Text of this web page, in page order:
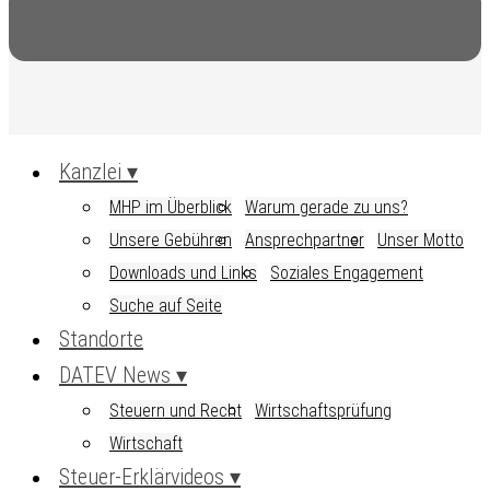
Kanzlei
MHP im Überblick
Warum gerade zu uns?
Unsere Gebühren
Ansprechpartner
Unser Motto
Downloads und Links
Soziales Engagement
Suche auf Seite
Standorte
DATEV News
Steuern und Recht
Wirtschaftsprüfung
Wirtschaft
Steuer-Erklärvideos